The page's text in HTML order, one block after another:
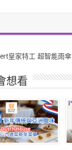
皇家特工 超智能雨傘
想看